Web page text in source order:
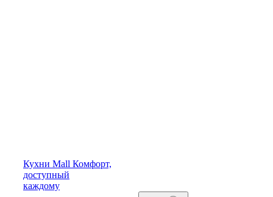
Кухни Mall Комфорт,
доступный
каждому